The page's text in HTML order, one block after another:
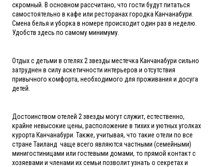
скромный. В основном рассчитано, что гости будут питаться
самостоятельно в кафе или ресторанах городка Канчанабури.
Смена белья и уборка в номере происходит один раз в неделю.
Удобств здесь по самому минимуму.
Отдых с детьми в отелях 2 звезды местечка Канчанабури сильно
затруднен в силу аскетичности интерьеров и отсутствия
привычного комфорта, необходимого для проживания и досуга
детей.
Достоинством отелей 2 звезды могут служит, естественно,
крайне невысокие цены, расположение в тихих и уютных уголках
курорта Канчанабури. Также, учитывая, что такие отели по все
стране Таиланд чаще всего являются частными (семейными)
минигостиницами или гостевыми домами, то прямой контакт с
хозяевами и членами их семьи позволит узнать о секретах и